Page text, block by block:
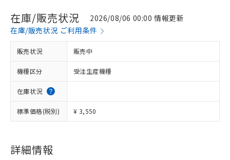
在庫/販売状況
2026/08/06 00:00 情報更新
在庫/販売状況 ご利用条件
販売状況 販売中
機種区分 受注生産機種
在庫状況
標準価格(税別) ¥ 3,550
詳細情報